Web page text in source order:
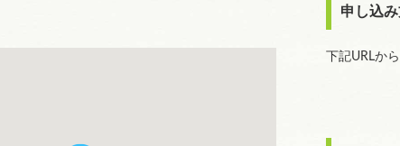
申し込
下記URLか